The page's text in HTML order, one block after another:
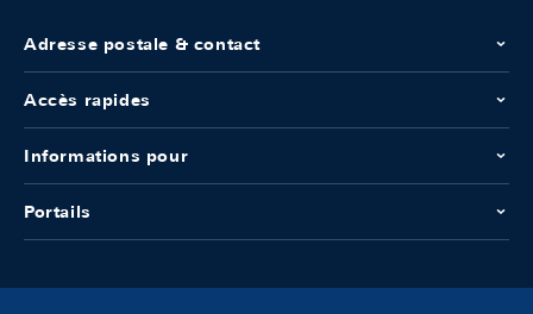
Adresse postale & contact
Accès rapides
Informations pour
Portails